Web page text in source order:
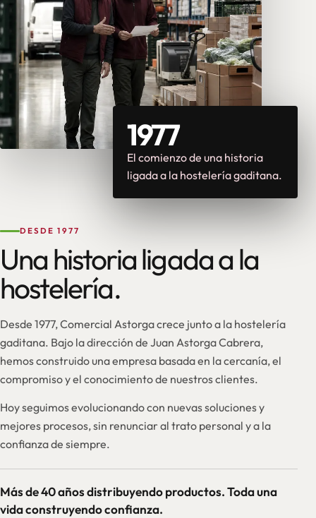
1977
El comienzo de una historia
ligada a la hostelería gaditana.
DESDE 1977
Una historia ligada a la
hostelería.
Desde 1977, Comercial Astorga crece junto a la hostelería
gaditana. Bajo la dirección de Juan Astorga Cabrera,
hemos construido una empresa basada en la cercanía, el
compromiso y el conocimiento de nuestros clientes.
Hoy seguimos evolucionando con nuevas soluciones y
mejores procesos, sin renunciar al trato personal y a la
confianza de siempre.
Más de 40 años distribuyendo productos. Toda una
vida construyendo confianza.